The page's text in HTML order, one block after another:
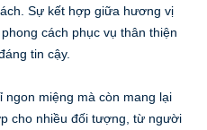
Sự kết hợp giữa hương vị
cách phục vụ thân thiện
tin cậy.
ngon miệng mà còn mang lại
cho nhiều đối tượng, từ người